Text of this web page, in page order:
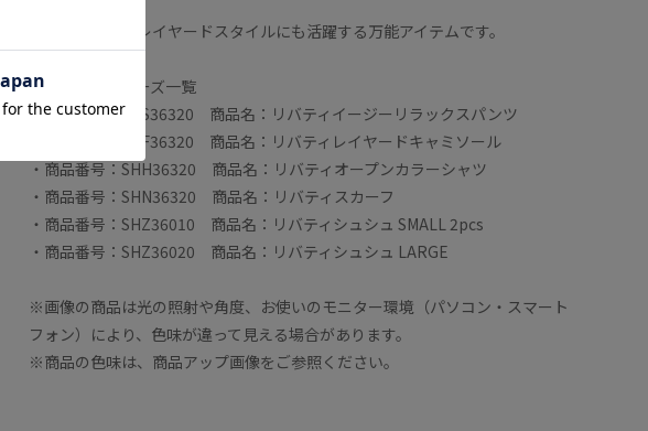
ヘアアレンジやレイヤードスタイルにも活躍する万能アイテムです。
■リバティシリーズ一覧
・商品番号：SHS36320 商品名：リバティイージーリラックスパンツ
・商品番号：SHF36320 商品名：リバティレイヤードキャミソール
・商品番号：SHH36320 商品名：リバティオープンカラーシャツ
・商品番号：SHN36320 商品名：リバティスカーフ
・商品番号：SHZ36010 商品名：リバティシュシュ SMALL 2pcs
・商品番号：SHZ36020 商品名：リバティシュシュ LARGE
※画像の商品は光の照射や角度、お使いのモニター環境（パソコン・スマート
フォン）により、色味が違って見える場合があります。
※商品の色味は、商品アップ画像をご参照ください。